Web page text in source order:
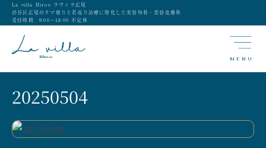
La villa Hiroo ラヴィラ広尾
渋谷区広尾のクマ取りと若返り治療に特化した美容外科・美容皮膚科
受付時間 9:00〜18:00 不定休
MENU
20250504